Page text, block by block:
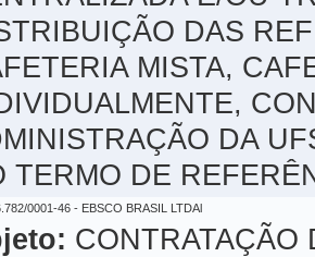
DAS
MISTA,
DA
TERMO DE
0001-46 - EBSCO BRASIL LTDAl
CONTRATAÇÃO